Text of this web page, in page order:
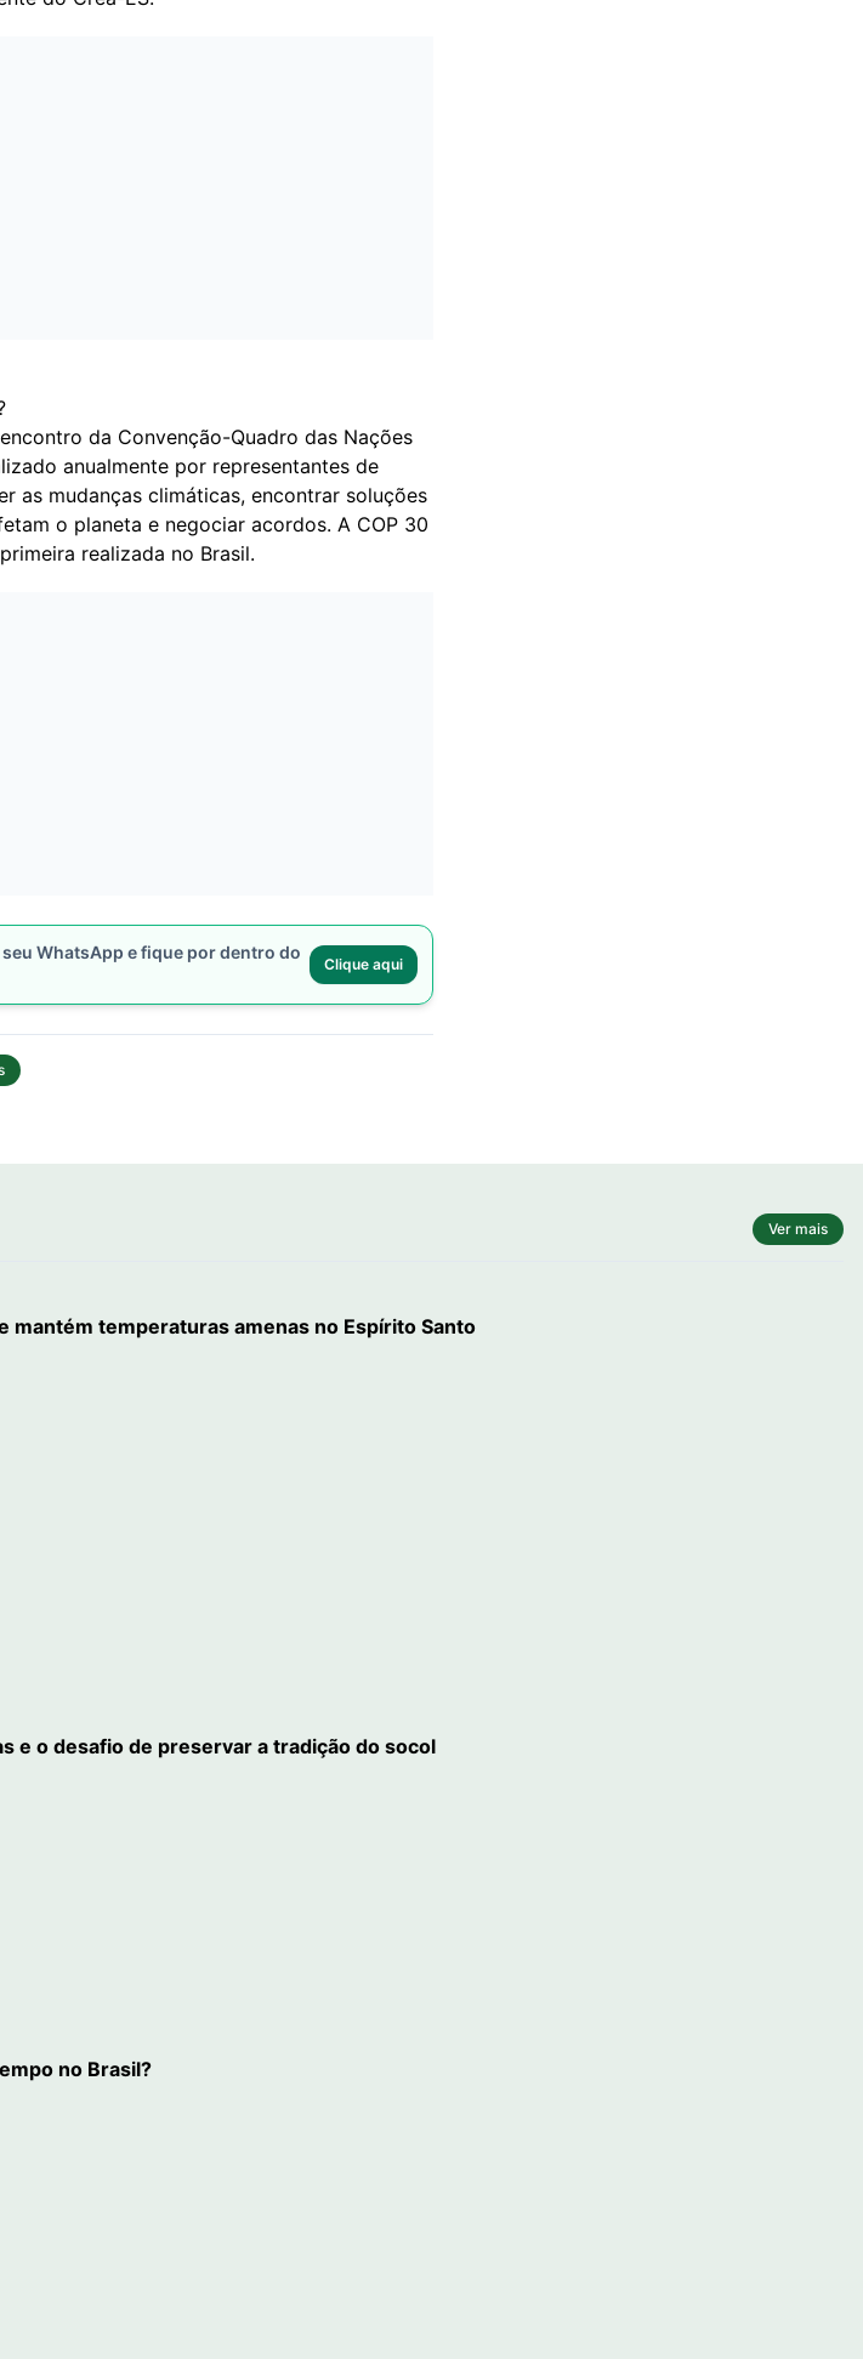
da Convenção-Quadro das Nações
anualmente por representantes de
as mudanças climáticas, encontrar soluções
o planeta e negociar acordos. A COP 30
realizada no Brasil.
WhatsApp e fique por dentro do
Clique aqui
Ver mais
mantém temperaturas amenas no Espírito Santo
e o desafio de preservar a tradição do socol
no Brasil?